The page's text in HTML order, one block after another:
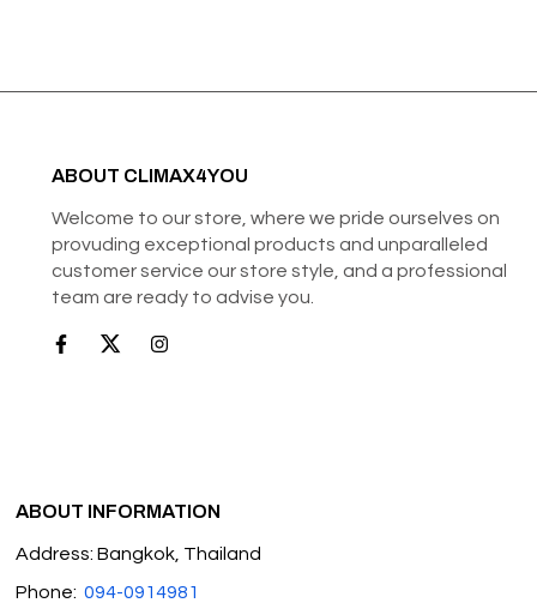
ABOUT CLIMAX4YOU
Welcome to our store, where we pride ourselves on
provuding exceptional products and unparalleled
customer service our store style, and a professional
team are ready to advise you.
ABOUT INFORMATION
Address: Bangkok, Thailand
Phone: 094-0914981